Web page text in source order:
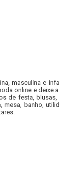
masculina e
online e deixe
de festa,
banho,